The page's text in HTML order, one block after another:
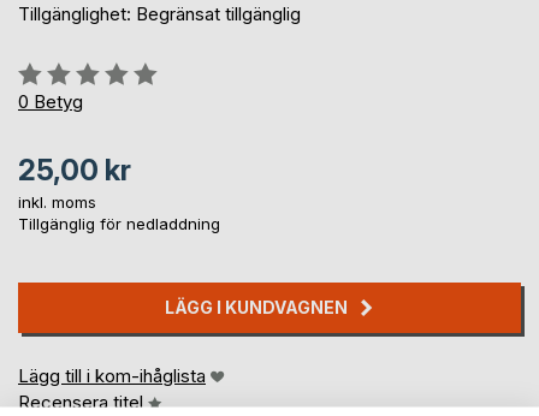
Tillgänglighet: Begränsat tillgänglig
Betyg::
0%
0 Betyg
25,00 kr
inkl. moms
Tillgänglig för nedladdning
LÄGG I KUNDVAGNEN
Lägg till i kom-ihåglista
Recensera titel